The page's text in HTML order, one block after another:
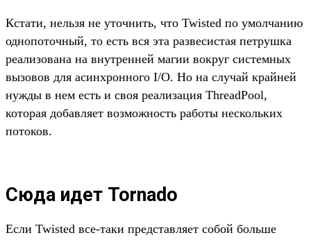
Кста­ти, нель­зя не уточ­нить, что Twisted по умол­чанию
одно­поточ­ный, то есть вся эта раз­весис­тая пет­рушка
реали­зова­на на внут­ренней магии вок­руг сис­темных
вызовов для асин­хрон­ного I/O. Но на слу­чай край­ней
нуж­ды в нем есть и своя реали­зация ThreadPool,
которая добав­ляет воз­можность работы нес­коль­ких
потоков.
Сюда идет Tornado
Ес­ли Twisted все‑таки пред­став­ляет собой боль­ше